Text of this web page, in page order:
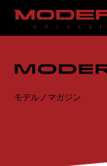
TOP>モデルノマガジン
モデルノマガジン